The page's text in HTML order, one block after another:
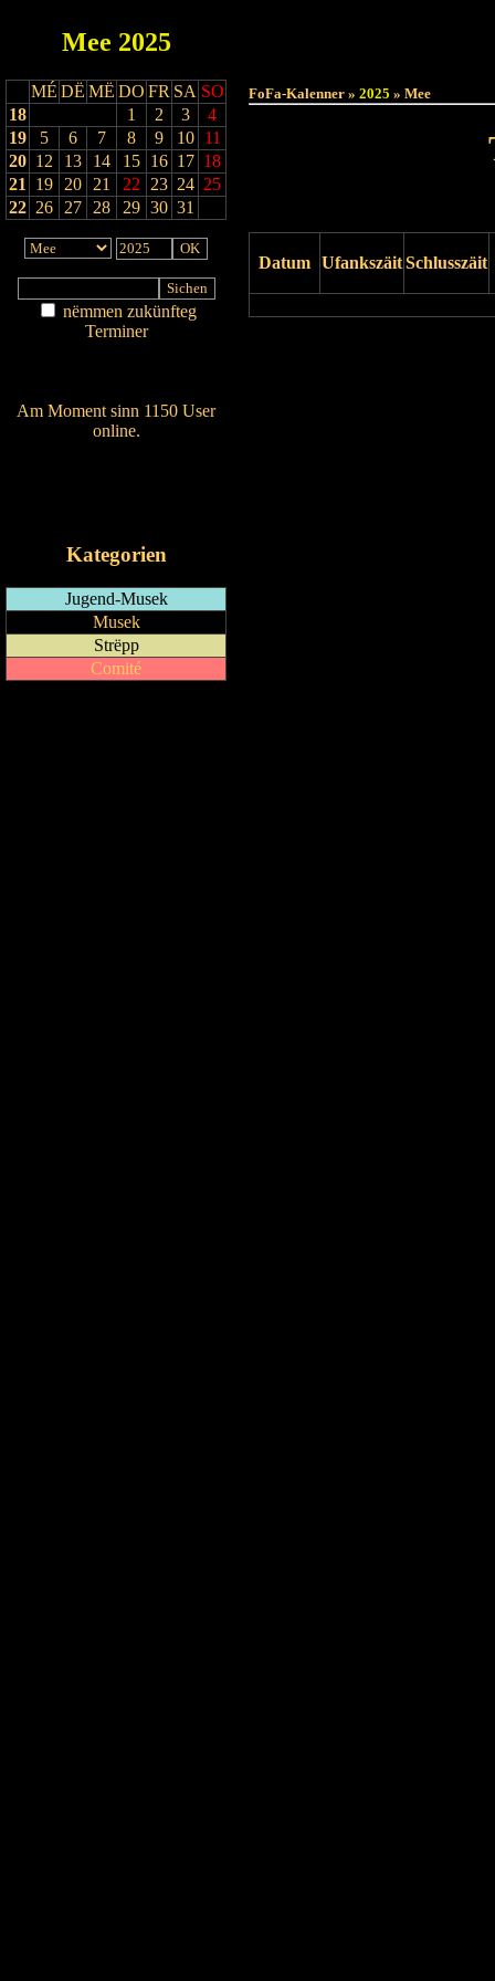
Mee 2025
MÉ DË MË DO FR SA SO
18
1 2 3
4
19
5 6 7 8 9 10
11
20 12 13 14 15 16 17 18
21
19 20 21 22 23 24 25
22 26 27 28 29 30 31
nëmmen zukünfteg
Terminer
Am Moment sinn 1150 User
online.
Kategorien
Jugend-Musek
Musek
Strëpp
Comité
FoFa-Kalenner » 2025 » Mee
Datum UfankszäitSchlusszäit